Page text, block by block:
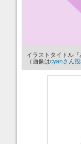
イラストタイトル『
（画像はcyanさん